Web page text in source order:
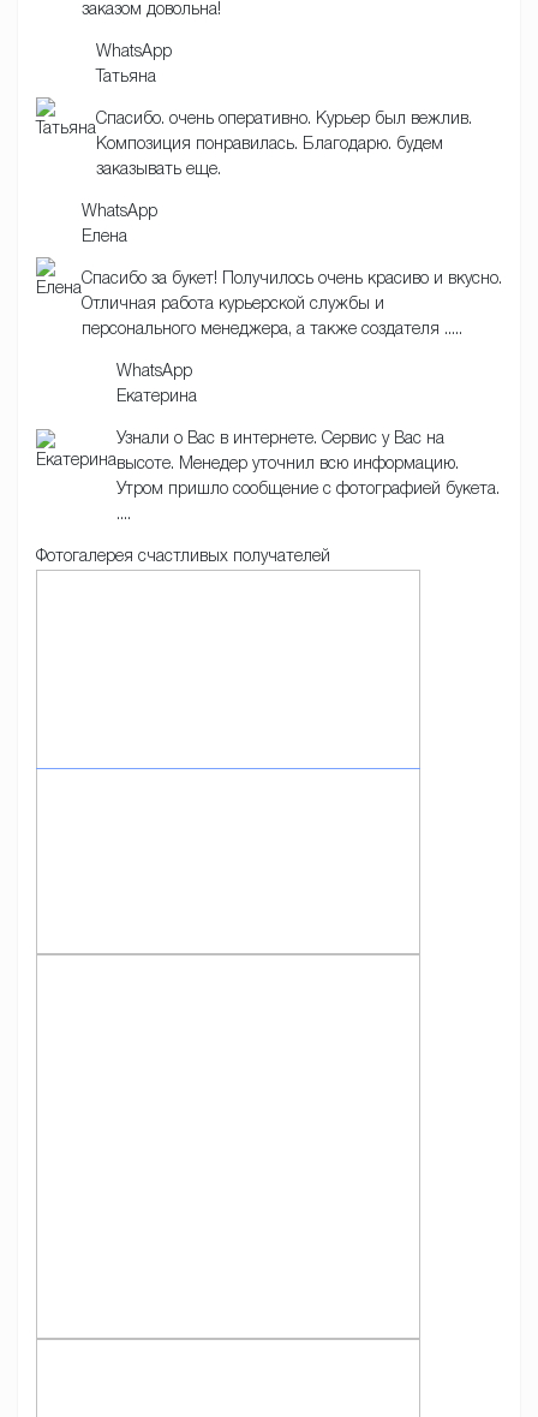
заказом довольна!
WhatsApp
Татьяна
Спасибо. очень оперативно. Курьер был вежлив.
Композиция понравилась. Благодарю. будем
заказывать еще.
WhatsApp
Елена
Спасибо за букет! Получилось очень красиво и вкусно.
Отличная работа курьерской службы и
персонального менеджера, а также создателя .....
WhatsApp
Екатерина
Узнали о Вас в интернете. Сервис у Вас на
высоте. Менедер уточнил всю информацию.
Утром пришло сообщение с фотографией букета.
....
Фотогалерея счастливых получателей